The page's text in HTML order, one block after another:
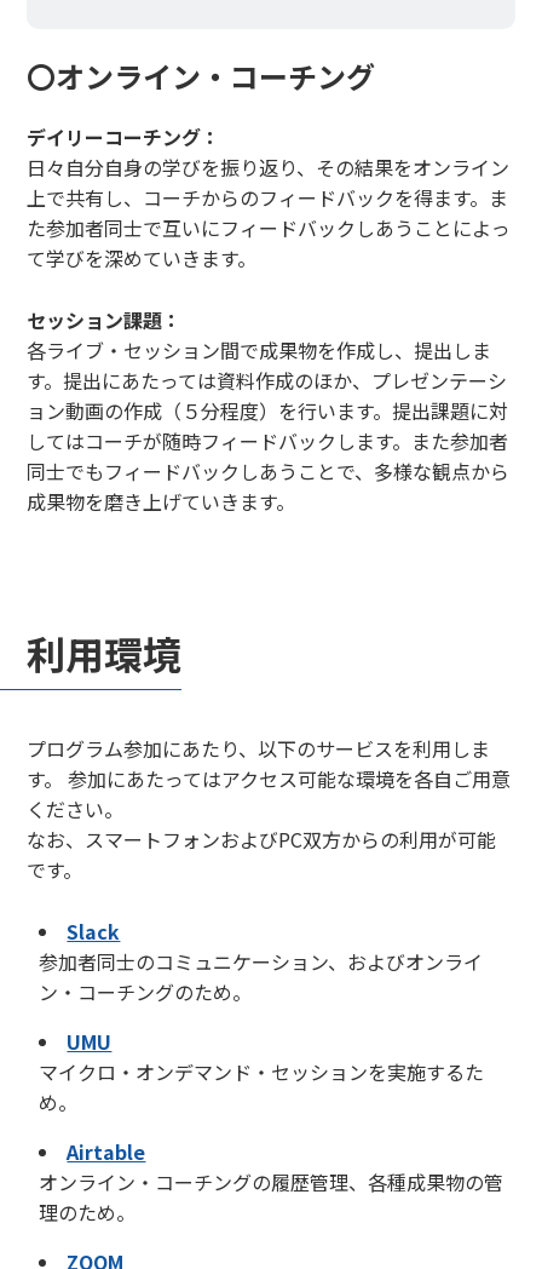
〇オンライン・コーチング
デイリーコーチング：
日々自分自身の学びを振り返り、その結果をオンライン
上で共有し、コーチからのフィードバックを得ます。ま
た参加者同士で互いにフィードバックしあうことによっ
て学びを深めていきます。
セッション課題：
各ライブ・セッション間で成果物を作成し、提出しま
す。提出にあたっては資料作成のほか、プレゼンテーシ
ョン動画の作成（５分程度）を行います。提出課題に対
してはコーチが随時フィードバックします。また参加者
同士でもフィードバックしあうことで、多様な観点から
成果物を磨き上げていきます。
利用環境
プログラム参加にあたり、以下のサービスを利用しま
す。 参加にあたってはアクセス可能な環境を各自ご用意
ください。
なお、スマートフォンおよびPC双方からの利用が可能
です。
Slack
参加者同士のコミュニケーション、およびオンライ
ン・コーチングのため。
UMU
マイクロ・オンデマンド・セッションを実施するた
め。
Airtable
オンライン・コーチングの履歴管理、各種成果物の管
理のため。
ZOOM